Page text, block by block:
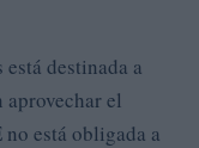
destinada a
aprovechar el
está obligada a